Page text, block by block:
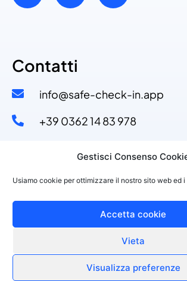
Gestisci Consenso
Usiamo cookie per ottimizzare il nostro sito web ed
Accetta cookie
Vieta
Visualizza preferenze
Contatti
info@safe-check-in.app
+39 0362 14 83 978​
Via Dante Alighieri, 4
20822 Seveso (MB)
©2021 PURPLESOFT S.R.L., P.IVA
Made with by Purplesoft Srl